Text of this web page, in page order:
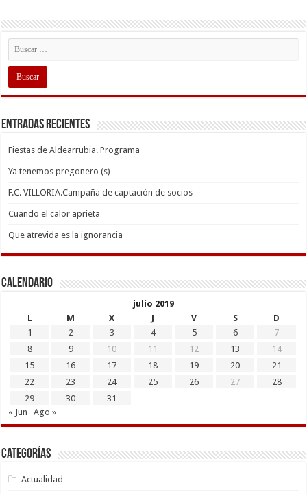
Entradas recientes
Fiestas de Aldearrubia. Programa
Ya tenemos pregonero (s)
F.C. VILLORIA.Campaña de captación de socios
Cuando el calor aprieta
Que atrevida es la ignorancia
Calendario
julio 2019
L
M X J V S
D
1
2 3 4 5 6
7
8
9 10 11 12 13
14
15
16 17 18 19 20
21
22
23 24 25 26 27
28
29
30
31
« Jun
Ago »
Categorías
Actualidad